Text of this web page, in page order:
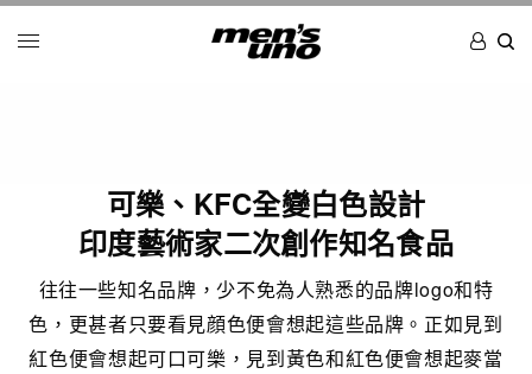
可樂、KFC全變白色設計
印度藝術家二次創作知名食品
往往一些知名品牌，少不免為人熟悉的品牌logo和特
色，更甚者只要看見顔色便會想起這些品牌。正如見到
紅色便會想起可口可樂，見到黃色和紅色便會想起麥當